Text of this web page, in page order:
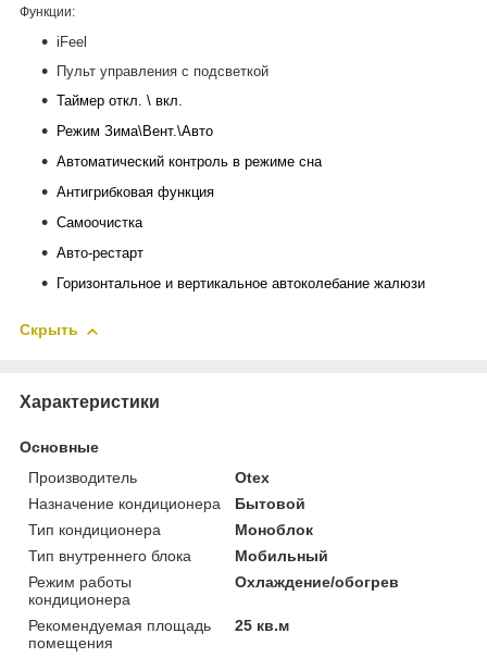
Функции:
iFeel
Пульт управления с подсветкой
Таймер откл. \ вкл.
Режим Зима\Вент.\Авто
Автоматический контроль в режиме сна
Антигрибковая функция
Самоочистка
Авто-рестарт
Горизонтальное и вертикальное автоколебание жалюзи
Скрыть
Характеристики
Основные
Производитель
Otex
Назначение кондиционера
Бытовой
Тип кондиционера
Моноблок
Тип внутреннего блока
Мобильный
Режим работы
кондиционера
Охлаждение/обогрев
Рекомендуемая площадь
помещения
25 кв.м